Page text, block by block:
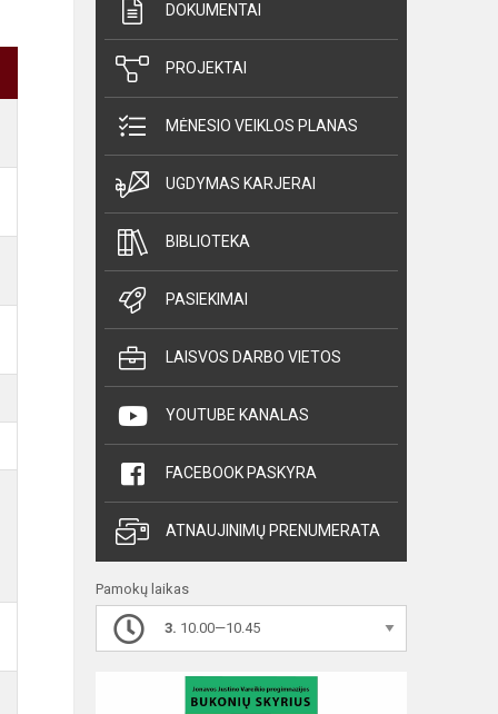
DOKUMENTAI
PROJEKTAI
MĖNESIO VEIKLOS PLANAS
UGDYMAS KARJERAI
BIBLIOTEKA
PASIEKIMAI
LAISVOS DARBO VIETOS
YOUTUBE KANALAS
FACEBOOK PASKYRA
ATNAUJINIMŲ PRENUMERATA
Pamokų laikas
3. 10.00—10.45